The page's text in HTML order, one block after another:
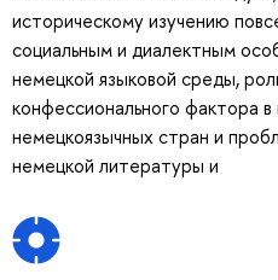
историческому изучению
социальным и диалектным
немецкой языковой среды,
конфессионального фактора в
немецкоязычных стран и
немецкой литературы и